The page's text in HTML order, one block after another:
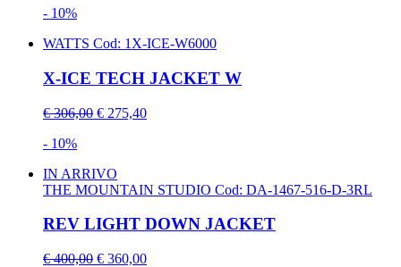
- 10%
WATTS Cod: 1X-ICE-W6000
X-ICE TECH JACKET W
€ 306,00 € 275,40
- 10%
IN ARRIVO
THE MOUNTAIN STUDIO Cod: DA-1467-516-D-3RL
REV LIGHT DOWN JACKET
€ 400,00 € 360,00